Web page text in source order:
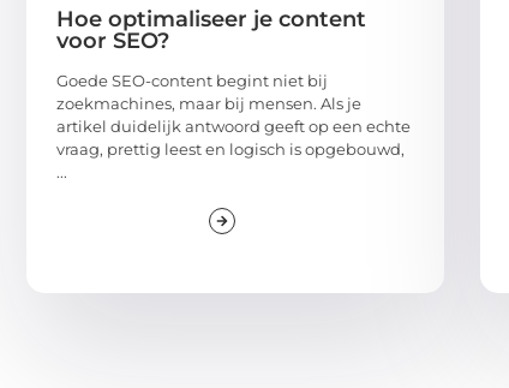
Hoe optimaliseer je content
voor SEO?
Goede SEO-content begint niet bij
zoekmachines, maar bij mensen. Als je
artikel duidelijk antwoord geeft op een echte
vraag, prettig leest en logisch is opgebouwd,
...